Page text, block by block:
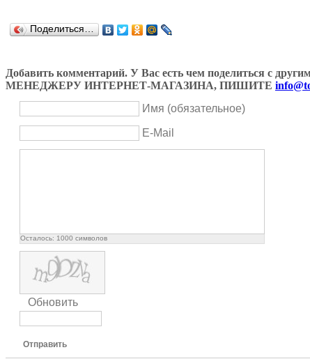
Поделиться…
Добавить комментарий. У Вас есть чем поделиться с
МЕНЕДЖЕРУ ИНТЕРНЕТ-МАГАЗИНА, ПИШИТЕ
Имя (обязательное)
E-Mail
Осталось: 1000 символов
Обновить
Отправить